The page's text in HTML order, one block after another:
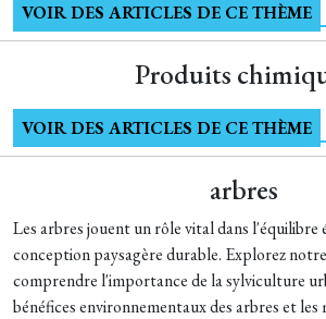
VOIR DES ARTICLES DE CE THÈME
Produits
VOIR DES ARTICLES DE CE THÈME
arbres
Les arbres jouent un rôle vital dans l'équilibre
conception paysagère durable. Explorez
comprendre l'importance de la sylviculture
bénéfices environnementaux des arbres et les